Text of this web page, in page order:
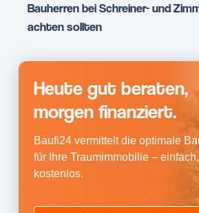
Bauherren bei Schreiner- und
achten sollten
Heute gut beraten,
morgen finanziert.
Baufi24 vermittelt die optimale
für Ihre Traumimmobilie –
kostenlos.